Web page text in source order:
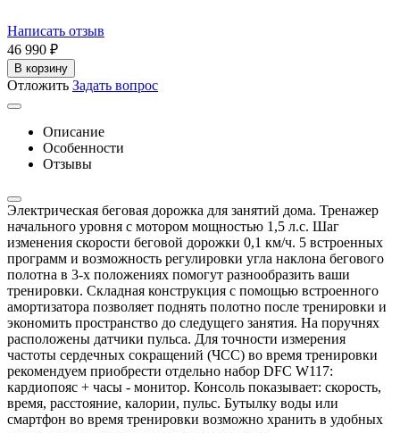
Написать отзыв
46 990 ₽
В корзину
Отложить Задать вопрос
Описание
Особенности
Отзывы
Электрическая беговая дорожка для занятий дома. Тренажер
начального уровня с мотором мощностью 1,5 л.с. Шаг
изменения скорости беговой дорожки 0,1 км/ч. 5 встроенных
программ и возможность регулировки угла наклона бегового
полотна в 3-х положениях помогут разнообразить ваши
тренировки. Складная конструкция с помощью встроенного
амортизатора позволяет поднять полотно после тренировки и
экономить пространство до следущего занятия. На поручнях
расположены датчики пульса. Для точности измерения
частоты сердечных сокращений (ЧСС) во время тренировки
рекомендуем приобрести отдельно набор DFC W117:
кардиопояс + часы - монитор. Консоль показывает: скорость,
время, расстояние, калории, пульс. Бутылку воды или
смартфон во время тренировки возможно хранить в удобных